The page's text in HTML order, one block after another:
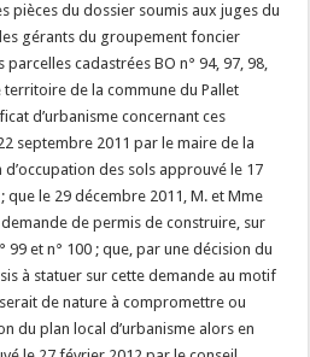
pièces du dossier soumis aux juges du
gérants du groupement foncier
cadastrées BO n° 94, 97, 98,
territoire de la commune du Pallet
d’urbanisme concernant ces
septembre 2011 par le maire de la
des sols approuvé le 17
que le 29 décembre 2011, M. et Mme
de permis de construire, sur
99 et n° 100 ; que, par une décision du
à statuer sur cette demande au motif
de nature à compromettre ou
du plan local d’urbanisme alors en